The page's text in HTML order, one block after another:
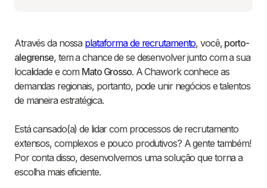
Através da nossa plataforma de recrutamento, você, porto-
alegrense, tem a chance de se desenvolver junto com a sua
localidade e com Mato Grosso. A Chawork conhece as
demandas regionais, portanto, pode unir negócios e talentos
de maneira estratégica.
Está cansado(a) de lidar com processos de recrutamento
extensos, complexos e pouco produtivos? A gente também!
Por conta disso, desenvolvemos uma solução que torna a
escolha mais eficiente.